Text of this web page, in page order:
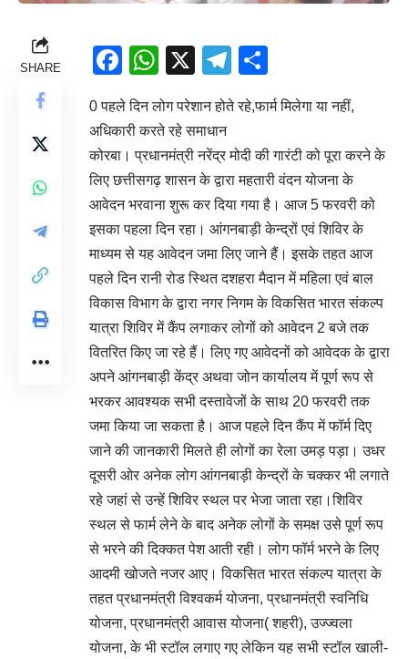
SHARE Facebook
WhatsApp
X Telegram
0 पहले दिन लोग परेशान होते रहे,फार्म मिलेगा या नहीं,
अधिकारी करते रहे समाधान
कोरबा। प्रधानमंत्री नरेंद्र मोदी की गारंटी को पूरा करने के
लिए छत्तीसगढ़ शासन के द्वारा महतारी वंदन योजना के
आवेदन भरवाना शुरू कर दिया गया है। आज 5 फरवरी को
इसका पहला दिन रहा। आंगनबाड़ी केन्द्रों एवं शिविर के
माध्यम से यह आवेदन जमा लिए जाने हैं। इसके तहत आज
पहले दिन रानी रोड स्थित दशहरा मैदान में महिला एवं बाल
विकास विभाग के द्वारा नगर निगम के विकसित भारत संकल्प
यात्रा शिविर में कैंप लगाकर लोगों को आवेदन 2 बजे तक
वितरित किए जा रहे हैं। लिए गए आवेदनों को आवेदक के द्वारा
अपने आंगनबाड़ी केंद्र अथवा जोन कार्यालय में पूर्ण रूप से
भरकर आवश्यक सभी दस्तावेजों के साथ 20 फरवरी तक
जमा किया जा सकता है। आज पहले दिन कैंप में फॉर्म दिए
जाने की जानकारी मिलते ही लोगों का रेला उमड़ पड़ा। उधर
दूसरी ओर अनेक लोग आंगनबाड़ी केन्द्रों के चक्कर भी लगाते
रहे जहां से उन्हें शिविर स्थल पर भेजा जाता रहा।शिविर
स्थल से फार्म लेने के बाद अनेक लोगों के समक्ष उसे पूर्ण रूप
से भरने की दिक्कत पेश आती रही। लोग फॉर्म भरने के लिए
आदमी खोजते नजर आए। विकसित भारत संकल्प यात्रा के
तहत प्रधानमंत्री विश्वकर्म योजना, प्रधानमंत्री स्वनिधि
योजना, प्रधानमंत्री आवास योजना( शहरी), उज्ज्वला
योजना, के भी स्टॉल लगाए गए लेकिन यह सभी स्टॉल खाली-